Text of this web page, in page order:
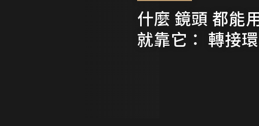
什麼 鏡頭 都能
就靠它： 轉接環